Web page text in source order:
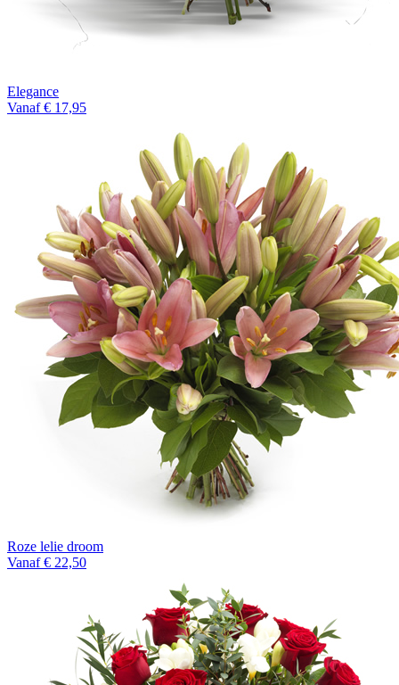
Elegance
Vanaf € 17,95
Roze lelie droom
Vanaf € 22,50